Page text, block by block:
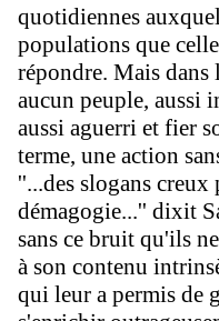
quotidiennes
populations que
répondre. Mais
aucun peuple, aussi
aussi aguerri et fier
terme, une action
''...des slogans
démagogie...'' dixit
sans ce bruit qu'ils
à son contenu
qui leur a permis de